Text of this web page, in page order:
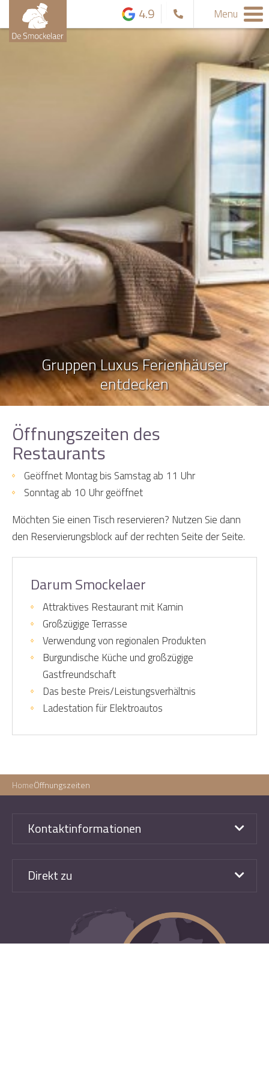
4.9 Menu
Gruppen Luxus Ferienhäuser
entdecken
Öffnungszeiten des
Restaurants
Geöffnet Montag bis Samstag ab 11 Uhr
Sonntag ab 10 Uhr geöffnet
Möchten Sie einen Tisch reservieren? Nutzen Sie dann
den Reservierungsblock auf der rechten Seite der Seite.
Darum Smockelaer
Attraktives Restaurant mit Kamin
Großzügige Terrasse
Verwendung von regionalen Produkten
Burgundische Küche und großzügige
Gastfreundschaft
Das beste Preis/Leistungsverhältnis
Ladestation für Elektroautos
HomeÖffnungszeiten
Kontaktinformationen
Direkt zu